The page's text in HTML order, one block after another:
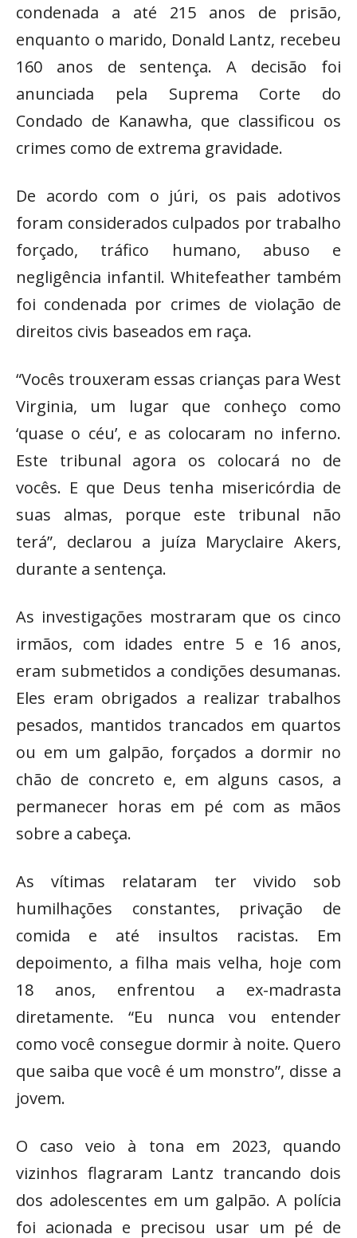
condenada a até 215 anos de prisão,
enquanto o marido, Donald Lantz, recebeu
160 anos de sentença. A decisão foi
anunciada pela Suprema Corte do
Condado de Kanawha, que classificou os
crimes como de extrema gravidade.
De acordo com o júri, os pais adotivos
foram considerados culpados por trabalho
forçado, tráfico humano, abuso e
negligência infantil. Whitefeather também
foi condenada por crimes de violação de
direitos civis baseados em raça.
“Vocês trouxeram essas crianças para West
Virginia, um lugar que conheço como
‘quase o céu’, e as colocaram no inferno.
Este tribunal agora os colocará no de
vocês. E que Deus tenha misericórdia de
suas almas, porque este tribunal não
terá”, declarou a juíza Maryclaire Akers,
durante a sentença.
As investigações mostraram que os cinco
irmãos, com idades entre 5 e 16 anos,
eram submetidos a condições desumanas.
Eles eram obrigados a realizar trabalhos
pesados, mantidos trancados em quartos
ou em um galpão, forçados a dormir no
chão de concreto e, em alguns casos, a
permanecer horas em pé com as mãos
sobre a cabeça.
As vítimas relataram ter vivido sob
humilhações constantes, privação de
comida e até insultos racistas. Em
depoimento, a filha mais velha, hoje com
18 anos, enfrentou a ex-madrasta
diretamente. “Eu nunca vou entender
como você consegue dormir à noite. Quero
que saiba que você é um monstro”, disse a
jovem.
O caso veio à tona em 2023, quando
vizinhos flagraram Lantz trancando dois
dos adolescentes em um galpão. A polícia
foi acionada e precisou usar um pé de